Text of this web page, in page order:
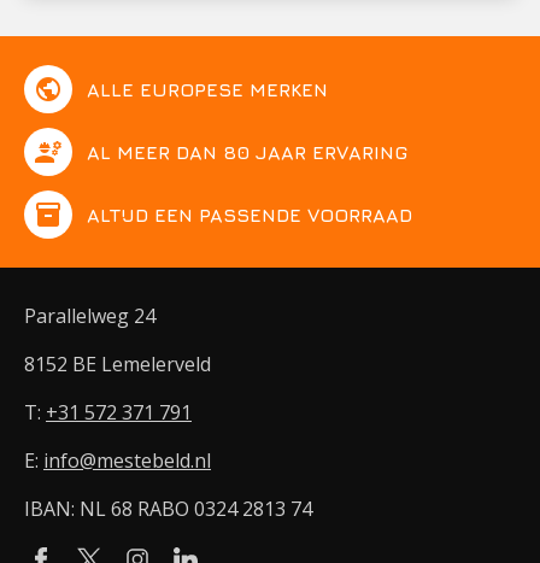
public ALLE EUROPESE MERKEN
engineering AL MEER DAN 80 JAAR ERVARING
inventory ALTIJD EEN PASSENDE VOORRAAD
Parallelweg 24
8152 BE Lemelerveld
T: +31 572 371 791
E: info@mestebeld.nl
IBAN: NL 68 RABO 0324 2813 74